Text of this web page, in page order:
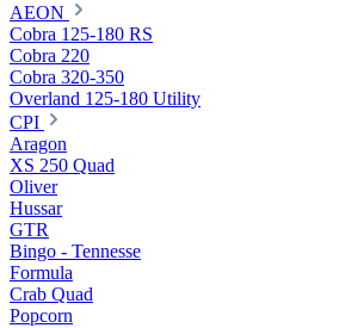
AEON
Cobra 125-180 RS
Cobra 220
Cobra 320-350
Overland 125-180 Utility
CPI
Aragon
XS 250 Quad
Oliver
Hussar
GTR
Bingo - Tennesse
Formula
Crab Quad
Popcorn